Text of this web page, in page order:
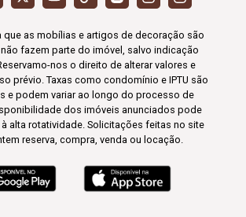
que as mobílias e artigos de decoração são
fazem parte do imóvel, salvo indicação
nos o direito de alterar valores e
prévio. Taxas como condomínio e IPTU são
e podem variar ao longo do processo de
dos imóveis anunciados pode
alta rotatividade. Solicitações feitas no site
reserva, compra, venda ou locação.